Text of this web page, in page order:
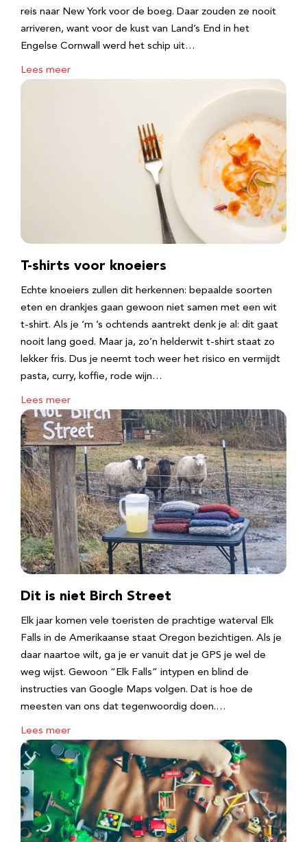
reis naar New York voor de boeg. Daar zouden ze nooit
arriveren, want voor de kust van Land’s End in het
Engelse Cornwall werd het schip uit…
Lees meer
T-shirts voor knoeiers
Echte knoeiers zullen dit herkennen: bepaalde soorten
eten en drankjes gaan gewoon niet samen met een wit
t-shirt. Als je ‘m ’s ochtends aantrekt denk je al: dit gaat
nooit lang goed. Maar ja, zo’n helderwit t-shirt staat zo
lekker fris. Dus je neemt toch weer het risico en vermijdt
pasta, curry, koffie, rode wijn…
Lees meer
Dit is niet Birch Street
Elk jaar komen vele toeristen de prachtige waterval Elk
Falls in de Amerikaanse staat Oregon bezichtigen. Als je
daar naartoe wilt, ga je er vanuit dat je GPS je wel de
weg wijst. Gewoon “Elk Falls” intypen en blind de
instructies van Google Maps volgen. Dat is hoe de
meesten van ons dat tegenwoordig doen.…
Lees meer